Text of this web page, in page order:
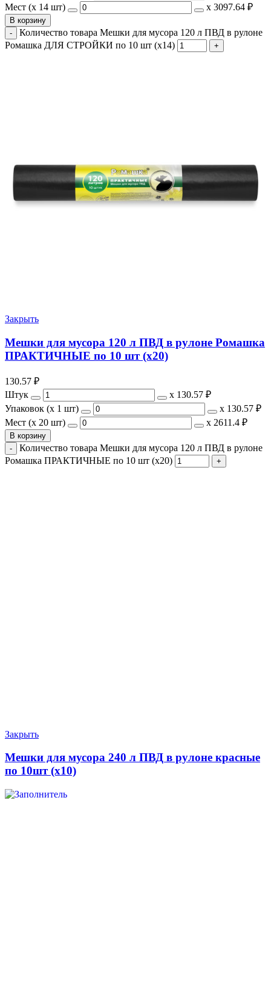
Мест (x 14 шт)
х 3097.64 ₽
В корзину
Количество товара Мешки для мусора 120 л ПВД в рулоне
Ромашка ДЛЯ СТРОЙКИ по 10 шт (х14)
Закрыть
Мешки для мусора 120 л ПВД в рулоне Ромашка
ПРАКТИЧНЫЕ по 10 шт (х20)
130.57 ₽
Штук
х 130.57 ₽
Упаковок (x 1 шт)
х 130.57 ₽
Мест (x 20 шт)
х 2611.4 ₽
В корзину
Количество товара Мешки для мусора 120 л ПВД в рулоне
Ромашка ПРАКТИЧНЫЕ по 10 шт (х20)
Закрыть
Мешки для мусора 240 л ПВД в рулоне красные
по 10шт (х10)